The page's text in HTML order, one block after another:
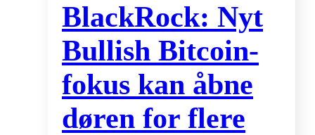
BlackRock: Nyt
Bullish Bitcoin-
fokus kan åbne
døren for flere